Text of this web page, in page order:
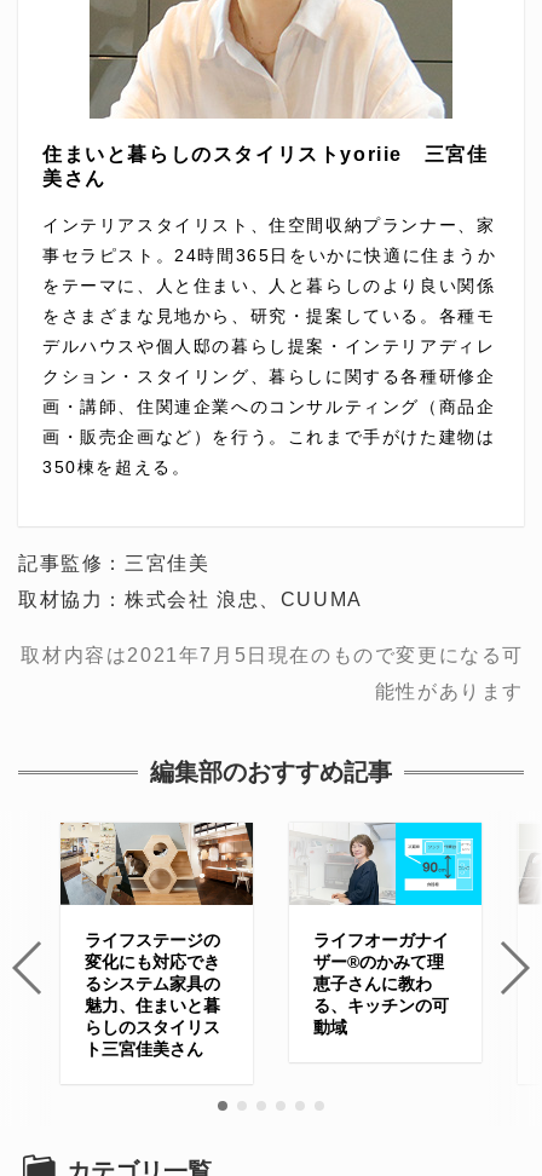
住まいと暮らしのスタイリストyoriie 三宮佳
美さん
インテリアスタイリスト、住空間収納プランナー、家
事セラピスト。24時間365日をいかに快適に住まうか
をテーマに、人と住まい、人と暮らしのより良い関係
をさまざまな見地から、研究・提案している。各種モ
デルハウスや個人邸の暮らし提案・インテリアディレ
クション・スタイリング、暮らしに関する各種研修企
画・講師、住関連企業へのコンサルティング（商品企
画・販売企画など）を行う。これまで手がけた建物は
350棟を超える。
記事監修：三宮佳美
取材協力：株式会社 浪忠、CUUMA
取材内容は2021年7月5日現在のもので変更になる可
能性があります
編集部のおすすめ記事
ライフステージの
変化にも対応でき
るシステム家具の
魅力、住まいと暮
らしのスタイリス
ト三宮佳美さん
ライフオーガナイ
ザー®のかみて理
恵子さんに教わ
る、キッチンの可
動域